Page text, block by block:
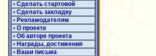
• Сделать стартовой
• Сделать закладку
• Рекламодателям
• О проекте
• Об авторе проекта
• Награды, достижения
• Ваши письма